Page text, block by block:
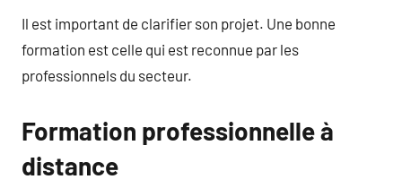
Il est important de clarifier son projet. Une bonne
formation est celle qui est reconnue par les
professionnels du secteur.
Formation professionnelle à
distance